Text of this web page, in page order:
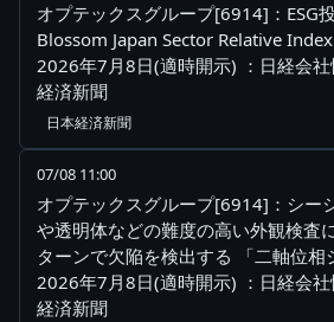
オプテックスグループ[6914]：ESG
Blossom Japan Sector Relative
2026年7月8日(適時開示) ：日経会
経済新聞
日本経済新聞
07/08 11:00
オプテックスグループ[6914]：シー
や透明体などの難度の高い外観検査
ターンで欠陥を検出する 「二軸位相
2026年7月8日(適時開示) ：日経会
経済新聞